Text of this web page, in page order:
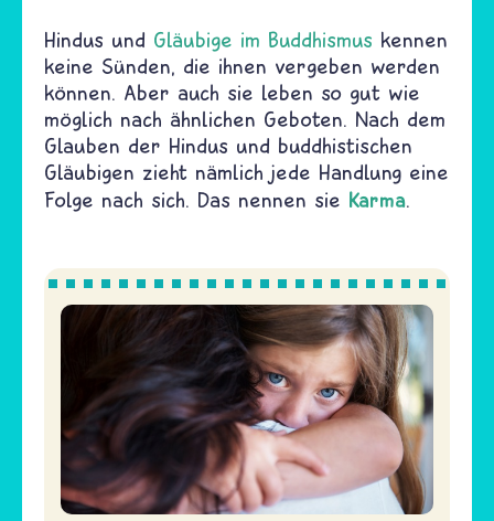
Hindus und Gläubige im Buddhismus kennen
keine Sünden, die ihnen vergeben werden
können. Aber auch sie leben so gut wie
möglich nach ähnlichen Geboten. Nach dem
Glauben der Hindus und buddhistischen
Gläubigen zieht nämlich jede Handlung eine
Folge nach sich. Das nennen sie Karma.